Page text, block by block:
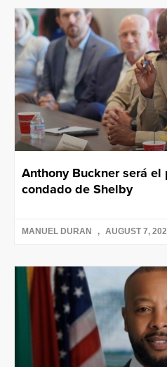
Anthony Buckner será
condado de Shelby
MANUEL DURAN AUGUST 7,